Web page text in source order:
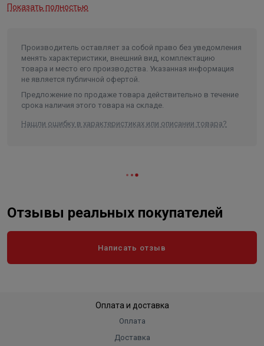
температурного режима осуществляется легко и
использованием высококачественного
алюминиевого сплава и тщательной
многоступенчатой обработкой внутренних и
наружных поверхностей радиатора, включающей
нанесение защитного фтор-циркониевого слоя
высококачественная двухступенчатая окраска
разрыв
Мощность 2730 Вт
Присоединительный размер 1"
Длина в упаковке, см. 114.000
Ширина
Показать полностью
Производитель оставляет за собой право без уведомления
менять характеристики, внешний вид, комплектацию
товара и место его производства. Указанная информация
не является публичной офертой.
Предложение по продаже товара действительно в течение
срока наличия этого товара на складе.
Нашли ошибку в характеристиках или описании товара?
Отзывы реальных покупателей
Написать отзыв
Оплата и доставка
Оплата
Доставка